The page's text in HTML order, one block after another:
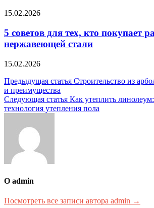
15.02.2026
5 советов для тех, кто покупает
нержавеющей стали
15.02.2026
Навигация
по
записям
Предыдущая статья Строительство из
и преимущества
Следующая статья Как утеплить
технология утепления пола
О admin
Посмотреть все записи автора admin →